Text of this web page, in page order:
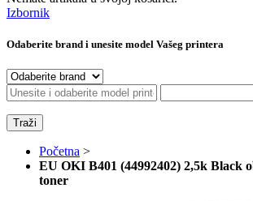
Izbornik
Odaberite brand i unesite model Vašeg printera
Traži
Početna >
EU OKI B401 (44992402) 2,5k Black
toner